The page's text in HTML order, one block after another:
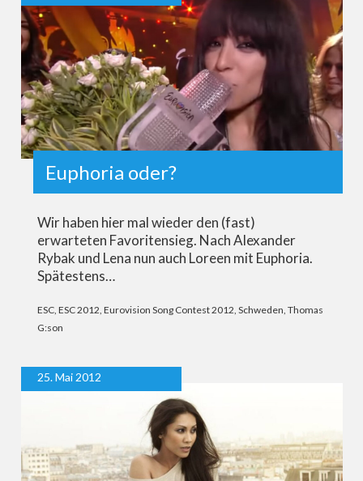
Euphoria oder?
Wir haben hier mal wieder den (fast)
erwarteten Favoritensieg. Nach Alexander
Rybak und Lena nun auch Loreen mit Euphoria.
Spätestens…
ESC, ESC 2012 Eurovision Song Contest 2012 Schweden Thomas
G:son
25. Mai 2012